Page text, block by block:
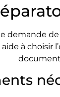
demande
à choisir